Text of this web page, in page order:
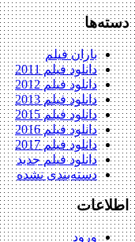
دسته‌ها
باران فیلم
دانلود فیلم 2011
دانلود فیلم 2012
دانلود فیلم 2013
دانلود فیلم 2015
دانلود فیلم 2016
دانلود فیلم 2017
دانلود فیلم جدید
دسته‌بندی نشده
اطلاعات
ورود